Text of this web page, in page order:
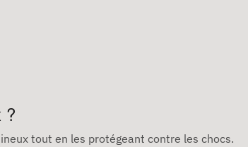
?
tout en les protégeant contre les chocs.